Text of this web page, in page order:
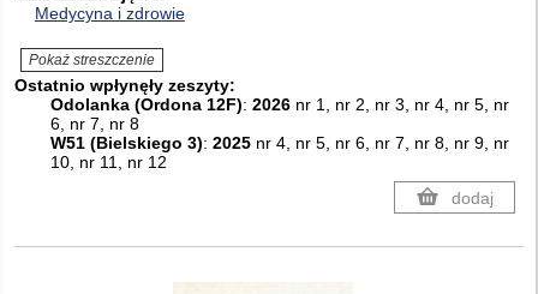
Medycyna i zdrowie
Pokaż streszczenie
Ostatnio wpłynęły zeszyty:
Odolanka (Ordona 12F): 2026nr 1, nr 2, nr 3, nr 4, nr 5, nr
6, nr 7, nr 8
W51 (Bielskiego 3): 2025nr 4, nr 5, nr 6, nr 7, nr 8, nr 9, nr
10, nr 11, nr 12
dodaj